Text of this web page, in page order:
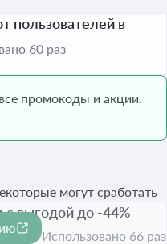
пользователей в
60 раз
промокоды и акции.
могут сработать
с выгодой до -44%
Использовано 66 раз